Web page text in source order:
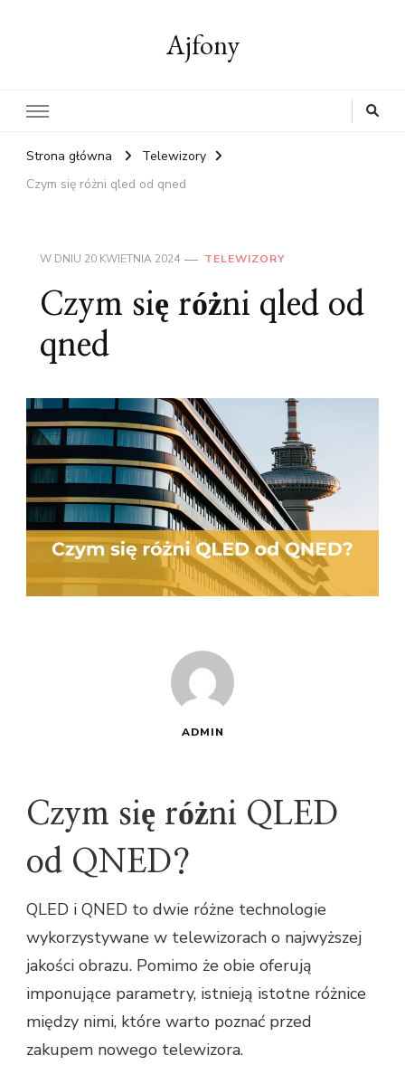
Ajfony
Strona główna
Telewizory
Czym się różni qled od qned
W DNIU 20 KWIETNIA 2024 TELEWIZORY
Czym się różni qled od
qned
ADMIN
Czym się różni QLED
od QNED?
QLED i QNED to dwie różne technologie
wykorzystywane w telewizorach o najwyższej
jakości obrazu. Pomimo że obie oferują
imponujące parametry, istnieją istotne różnice
między nimi, które warto poznać przed
zakupem nowego telewizora.